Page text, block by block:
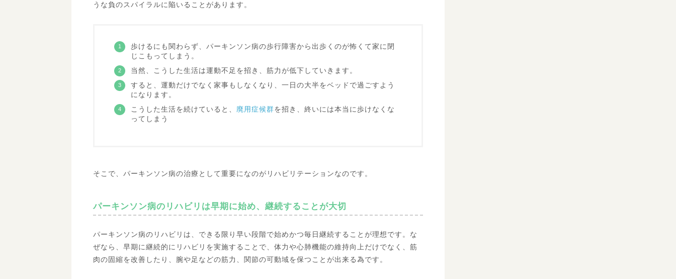
うな負のスパイラルに陥いることがあります。
歩けるにも関わらず、パーキンソン病の歩行障害から出歩くのが怖くて家に閉
じこもってしまう。
当然、こうした生活は運動不足を招き、筋力が低下していきます。
すると、運動だけでなく家事もしなくなり、一日の大半をベッドで過ごすよう
になります。
こうした生活を続けていると、 廃用症候群を招き、終いには本当に歩けなくな
ってしまう
そこで、パーキンソン病の治療として重要になのがリハビリテーションなのです。
パーキンソン病のリハビリは早期に始め、継続することが大切
パーキンソン病のリハビリは、できる限り早い段階で始めかつ毎日継続することが理想です。な
ぜなら、早期に継続的にリハビリを実施することで、体力や心肺機能の維持向上だけでなく、筋
肉の固縮を改善したり、腕や足などの筋力、関節の可動域を保つことが出来る為です。